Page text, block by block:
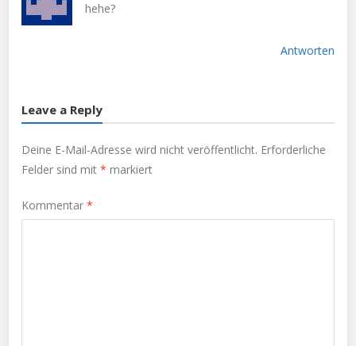
hehe?
Antworten
Leave a Reply
Deine E-Mail-Adresse wird nicht veröffentlicht. Erforderliche
Felder sind mit* markiert
Kommentar*